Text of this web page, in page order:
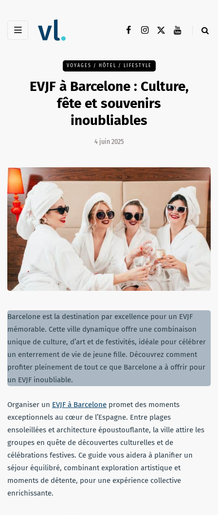
VOYAGES / HÔTEL / LIFESTYLE
EVJF à Barcelone : Culture,
fête et souvenirs
inoubliables
4 juin 2025
Barcelone est la destination par excellence pour un EVJF
mémorable. Cette ville dynamique offre une combinaison
unique de culture, d’art et de festivités, idéale pour célébrer
un enterrement de vie de jeune fille. Découvrez comment
profiter pleinement de tout ce que Barcelone a à offrir pour
un EVJF inoubliable.
Organiser un EVJF à Barcelone promet des moments
exceptionnels au cœur de l’Espagne. Entre plages
ensoleillées et architecture époustouflante, la ville attire les
groupes en quête de découvertes culturelles et de
célébrations festives. Ce guide vous aidera à planifier un
séjour équilibré, combinant exploration artistique et
moments de détente, pour une expérience collective
enrichissante.